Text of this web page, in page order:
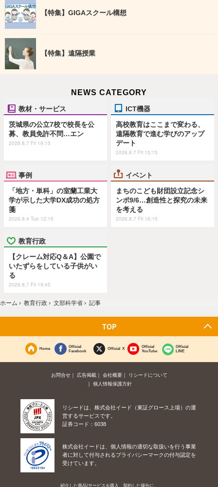
【特集】GIGAスクール構想
【特集】遠隔授業
NEWS CATEGORY
教材・サービス
茨城県の公立7校で校長を公
募、教員免許不問…エン
2026.8.7 Fri 19:15
ICT機器
高校教育はここまで変わる、
遠隔教育で進む学びのアップ
デート
2026.8.7 Fri 15:15
事例
「地方・単科」の室蘭工業大
学が示した大学DX成功の処方
箋
2026.8.4 Tue 12:15
イベント
まちのこども財団設立記念シ
ンポ9/6…創造性と探究の未来
を考える
2026.8.7 Fri 16:15
教育行政
【クレーム対応Q＆A】公園で
いたずらをしている子供がい
る
2026.8.7 Fri 19:45
ホーム › 教育行政 › 文部科学省 › 記事
TOP
Home
Official
Facebook
Official X
Official
YouTube
Official
LINE
お問合せ 広告掲載 会社概要
リシードについて
個人情報保護方針
リシードは、株式会社イード（東証グロース上場）の運
営するサービスです。
証券コード：6038
株式会社イードは、個人情報の適切な取扱いを行う事業
者に対して付与されるプライバシーマークの付与認定を
受けています。
紹介した商品/サービスを購入、契約した場合に、